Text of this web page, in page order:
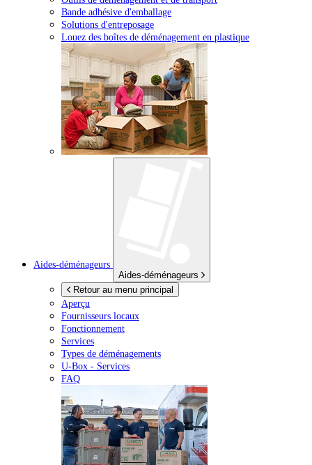
Bande adhésive d'emballage
Solutions d'entreposage
Louez des boîtes de déménagement en plastique
Aides-déménageurs
Aides-déménageurs
Retour au menu principal
Aperçu
Fournisseurs locaux
Fonctionnement
Services
Types de déménagements
U-Box - Services
FAQ